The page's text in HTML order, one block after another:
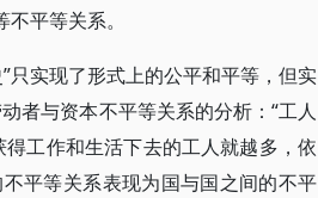
平等关系。
只实现了形式上的公平和平等，但实
者与资本不平等关系的分析：“工人
工作和生活下去的工人就越多，依
平等关系表现为国与国之间的不平